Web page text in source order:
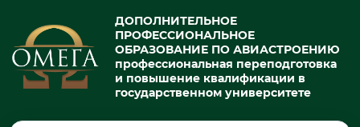
ДОПОЛНИТЕЛЬНОЕ
ПРОФЕССИОНАЛЬНОЕ
ОБРАЗОВАНИЕ ПО АВИАСТРОЕНИЮ
профессиональная переподготовка
и повышение квалификации в
государственном университете